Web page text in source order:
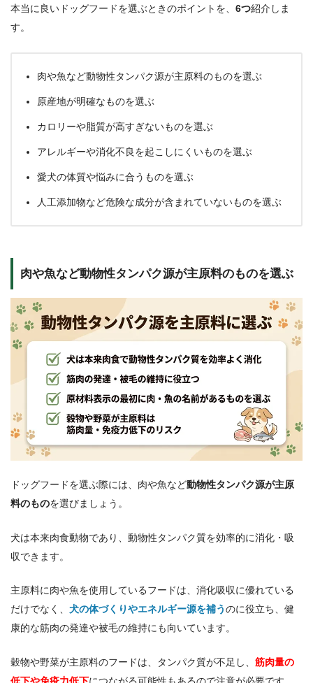
本当に良いドッグフードを選ぶときのポイントを、 6つ紹介しま
す。
肉や魚など動物性タンパク源が主原料のものを選ぶ
原産地が明確なものを選ぶ
カロリーや脂質が高すぎないものを選ぶ
アレルギーや消化不良を起こしにくいものを選ぶ
愛犬の体質や悩みに合うものを選ぶ
人工添加物など危険な成分が含まれていないものを選ぶ
肉や魚など動物性タンパク源が主原料のものを選ぶ
ドッグフードを選ぶ際には、肉や魚など動物性タンパク源が主原
料のものを選びましょう。
犬は本来肉食動物であり、動物性タンパク質を効率的に消化・吸
収できます。
主原料に肉や魚を使用しているフードは、消化吸収に優れている
だけでなく、 犬の体づくりやエネルギー源を補うのに役立ち、健
康的な筋肉の発達や被毛の維持にも向いています。
穀物や野菜が主原料のフードは、タンパク質が不足し、 筋肉量の